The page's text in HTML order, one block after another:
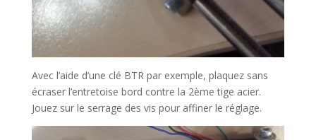
Avec l’aide d’une clé BTR par exemple, plaquez sans
écraser l’entretoise bord contre la 2ème tige acier.
Jouez sur le serrage des vis pour affiner le réglage.